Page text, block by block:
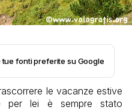
fonti preferite su Google
le vacanze estive
per lei è sempre stato